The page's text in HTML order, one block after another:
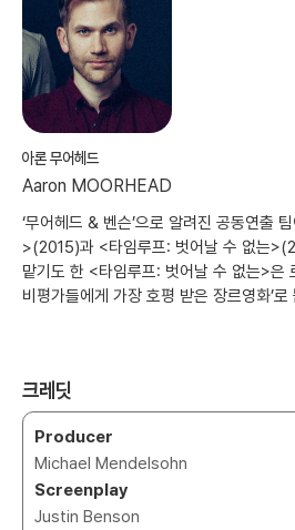
아론 무어헤드
Aaron MOORHEAD
‘무어헤드 & 벤슨’으로 알려진 공동연출
>(2015)과 <타임루프: 벗어날 수 없는
맡기도 한 <타임루프: 벗어날 수 없는>은
비평가들에게 가장 호평 받은 장르영화’로
크레딧
Producer
Michael Mendelsohn
Screenplay
Justin Benson